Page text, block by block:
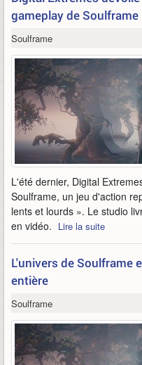
gameplay de Soulframe
Soulframe
L'été dernier, Digital
Soulframe, un jeu d'action
lents et lourds ». Le studio
en vidéo. Lire la suite
L'univers de Soulframe
entière
Soulframe